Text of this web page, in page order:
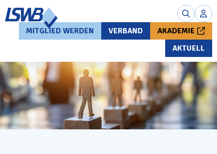
MITGLIED WERDEN VERBAND
AKADEMIE
AKTUELL